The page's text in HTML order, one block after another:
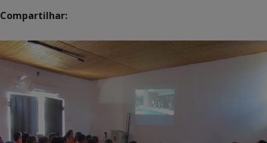
Compartilhar: